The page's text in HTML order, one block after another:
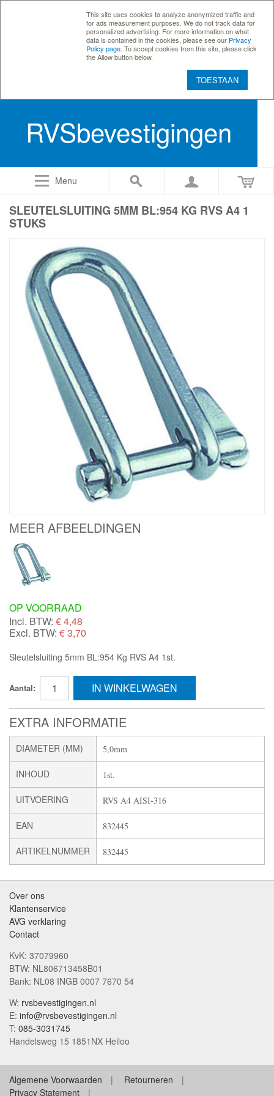
This site uses cookies to analyze anonymized traffic and
for ads measurement purposes. We do not track data for
personalized advertising. For more information on what
data is contained in the cookies, please see our Privacy
Policy page . To accept cookies from this site, please click
the Allow button below.
TOESTAAN
RVSbevestigingen
Menu
SLEUTELSLUITING 5MM BL:954 KG RVS A4 1
STUKS
MEER AFBEELDINGEN
OP VOORRAAD
Incl. BTW: €4,48
Excl. BTW: € 3,70
Sleutelsluiting 5mm BL:954 Kg RVS A4 1st.
Aantal: IN WINKELWAGEN
EXTRA INFORMATIE
DIAMETER (MM) 5,0mm
INHOUD 1st.
UITVOERING RVS A4 AISI-316
EAN 832445
ARTIKELNUMMER 832445
Over ons
Klantenservice
AVG verklaring
Contact
KvK: 37079960
BTW: NL806713458B01
Bank: NL08 INGB 0007 7670 54
W: rvsbevestigingen.nl
E: info@rvsbevestigingen.nl
T: 085-3031745
Handelsweg 15 1851NX Heiloo
Algemene Voorwaarden
Retourneren
Privacy Statement